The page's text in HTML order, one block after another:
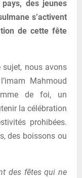
des jeunes
s’activent
de cette fête
nous avons
Mahmoud
de foi, un
la célébration
prohibées.
des boissons ou
des fêtes qui ne